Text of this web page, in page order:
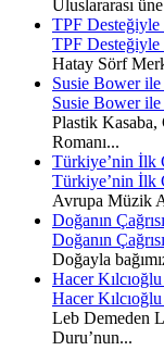
Uluslararası
TPF Desteğiyle
TPF Desteğiyle
Hatay Sörf
Susie Bower ile
Susie Bower ile
Plastik Kasaba,
Romanı...
Türkiye’nin İlk
Türkiye’nin İlk
Avrupa Müzik
Doğanın
Doğanın
Doğayla
Hacer
Hacer
Leb Demeden
Duru’nun...